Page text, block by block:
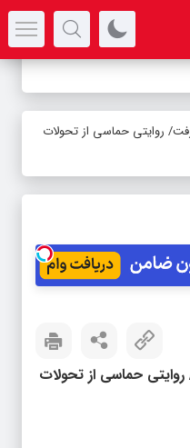
روایتی حماسی از تحولات
حماسی از تحولات